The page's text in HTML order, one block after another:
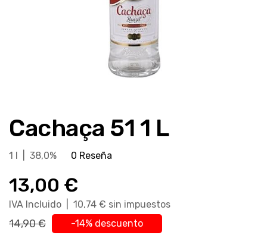
comienzo
de
la
de
imágenes
Cachaça 51 1 L
1 l | 38,0% 0 Reseña
13,00 €
IVA Incluido | 10,74 € sin impuestos
14,90 € -14% descuento